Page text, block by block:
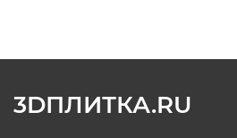
3DПЛИТКА.RU